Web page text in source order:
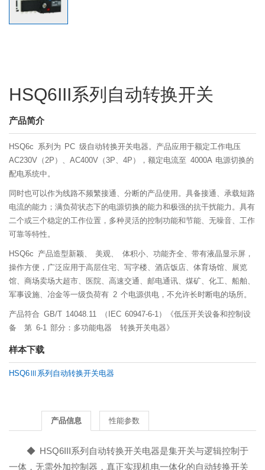
HSQ6III系列自动转换开关
产品简介
HSQ6c 系列为 PC 级自动转换开关电器。产品应用于额定工作电压
AC230V（2P）、AC400V（3P、4P），额定电流至 4000A 电源切换的
配电系统中。
同时也可以作为线路不频繁接通、分断的产品使用。具备接通、承载短路
电流的能力；满负荷状态下的电源切换的能力和极强的抗干扰能力。具有
二个或三个稳定的工作位置，多种灵活的控制功能和节能、无噪音、工作
可靠等特性。
HSQ6c 产品造型新颖、 美观、 体积小、功能齐全、带有液晶显示屏，
操作方便，广泛应用于高层住宅、写字楼、酒店饭店、体育场馆、展览
馆、商场卖场大超市、医院、高速交通、邮电通讯、煤矿、化工、船舶、
军事设施、冶金等一级负荷有 2 个电源供电，不允许长时断电的场所。
产品符合 GB/T 14048.11 （IEC 60947-6-1）《低压开关设备和控制设
备 第 6-1 部分：多功能电器 转换开关电器》
样本下载
HSQ6Ⅲ系列自动转换开关电器
产品信息 性能参数
◆ HSQ6III系列自动转换开关电器是集开关与逻辑控制于
一体，无需外加控制器，真正实现机电一体化的自动转换开关